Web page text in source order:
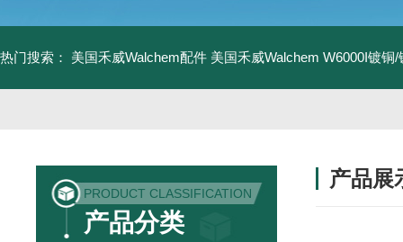
热门搜索： 美国禾威Walchem配件 美国禾威Walchem W6000I镀铜
PRODUCT CLASSIFICATION
产品分类
产品展